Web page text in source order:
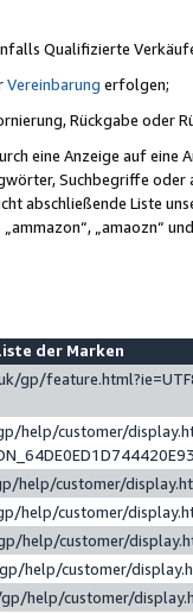
Qualifizierte
Vereinbarung erfolgen;
Rückgabe oder
eine Anzeige auf
Suchbegriffe
abschließende Liste
„amaozn“
der Marken
gp/
help/customer/
help/customer/
help/customer/
help/customer/
help/customer/
help/customer/